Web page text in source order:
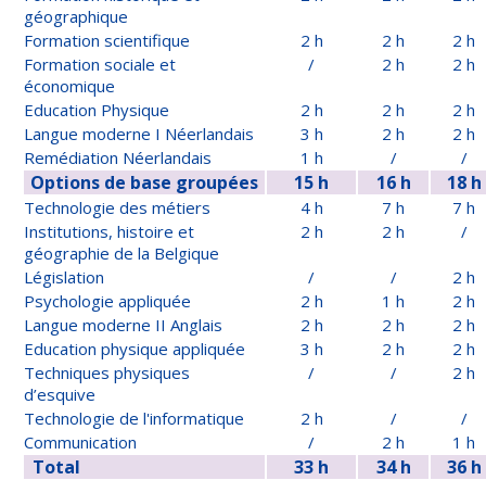
géographique
Formation scientifique 2 h 2 h
2 h
Formation sociale et
économique
/ 2 h 2 h
Education Physique 2 h 2 h
2 h
Langue moderne I Néerlandais
3 h 2 h
2 h
Remédiation Néerlandais
1 h / /
Options de base groupées 15 h 16 h 18 h
Technologie des métiers 4 h 7 h
7 h
Institutions, histoire et
géographie de la Belgique
2 h 2 h /
Législation / /
2 h
Psychologie appliquée
2 h 1 h
2 h
Langue moderne II Anglais
2 h 2 h
2 h
Education physique appliquée
3 h 2 h
2 h
Techniques physiques
d’esquive
/ / 2 h
Technologie de l'informatique 2 h /
/
Communication
/ 2 h 1 h
Total 33 h 34 h 36 h